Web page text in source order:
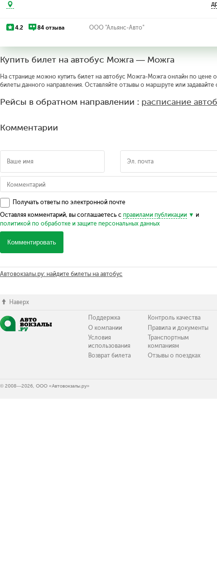
4.2 84 отзыва ООО "Альянс-Авто"
Купить билет на автобус Можга — Можга
На странице можно купить билет на автобус Можга-Можга онлайн по цене
билеты данного направления. Оставляйте отзывы о маршруте или
Рейсы в обратном направлении : расписание
Комментарии
Получать ответы по электронной почте
Оставляя комментарий, вы соглашаетесь с правилами публикации
и
политикой по обработке и защите персональных данных
Комментировать
Автовокзалы.ру: найдите билеты на автобус
Наверх
Поддержка
О компании
Условия
использования
Возврат билета
Контроль качества
Правила и документы
Транспортным
компаниям
Отзывы о поездках
© 2008—2026, ООО «Автовокзалы.ру»